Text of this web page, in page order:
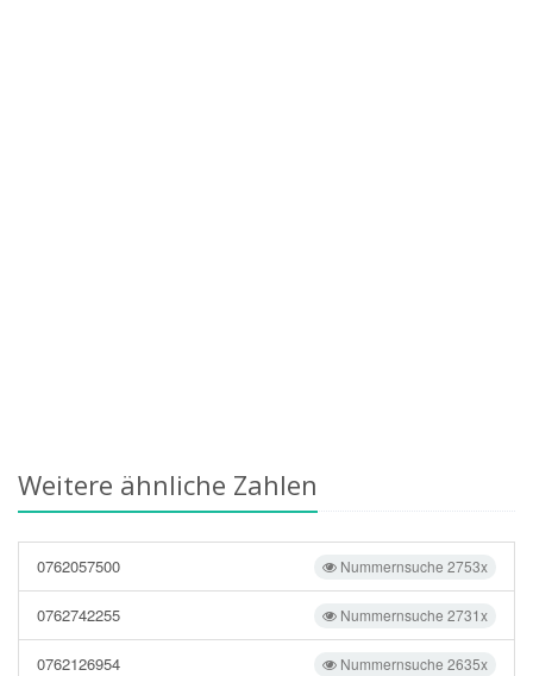
Weitere ähnliche Zahlen
Nummernsuche 2753x
0762057500
Nummernsuche 2731x
0762742255
Nummernsuche 2635x
0762126954